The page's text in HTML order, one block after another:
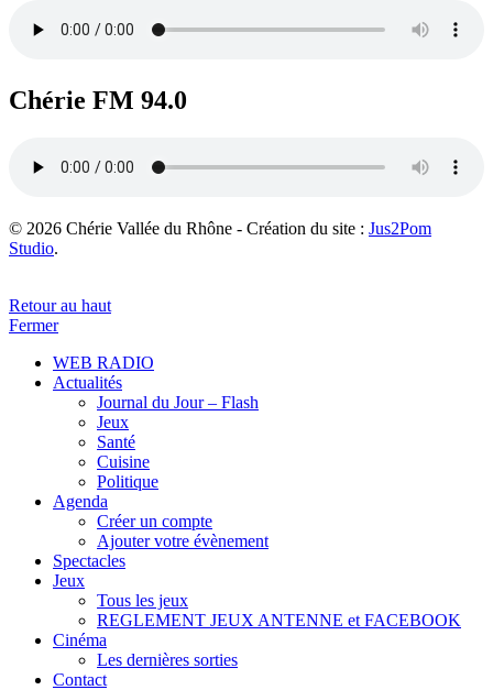
Chérie FM 94.0
© 2026 Chérie Vallée du Rhône - Création du site : Jus2Pom
Studio.
Retour au haut
Fermer
WEB RADIO
Actualités
Journal du Jour – Flash
Jeux
Santé
Cuisine
Politique
Agenda
Créer un compte
Ajouter votre évènement
Spectacles
Jeux
Tous les jeux
REGLEMENT JEUX ANTENNE et FACEBOOK
Cinéma
Les dernières sorties
Contact